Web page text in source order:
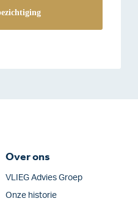
Over ons
VLIEG Advies Groep
Onze historie